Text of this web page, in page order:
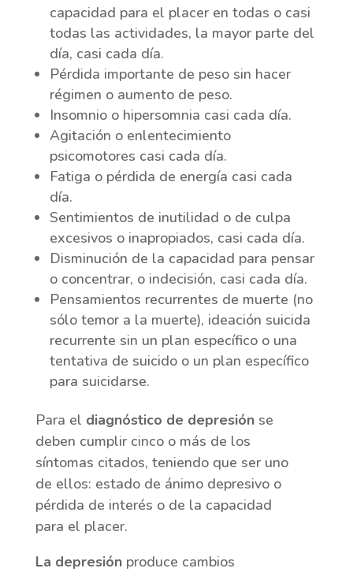
capacidad para el placer en todas o casi
todas las actividades, la mayor parte del
día, casi cada día.
Pérdida importante de peso sin hacer
régimen o aumento de peso.
Insomnio o hipersomnia casi cada día.
Agitación o enlentecimiento
psicomotores casi cada día.
Fatiga o pérdida de energía casi cada
día.
Sentimientos de inutilidad o de culpa
excesivos o inapropiados, casi cada día.
Disminución de la capacidad para pensar
o concentrar, o indecisión, casi cada día.
Pensamientos recurrentes de muerte (no
sólo temor a la muerte), ideación suicida
recurrente sin un plan específico o una
tentativa de suicido o un plan específico
para suicidarse.
Para el diagnóstico de depresiónse
deben cumplir cinco o más de los
síntomas citados, teniendo que ser uno
de ellos: estado de ánimo depresivo o
pérdida de interés o de la capacidad
para el placer.
La depresiónproduce cambios